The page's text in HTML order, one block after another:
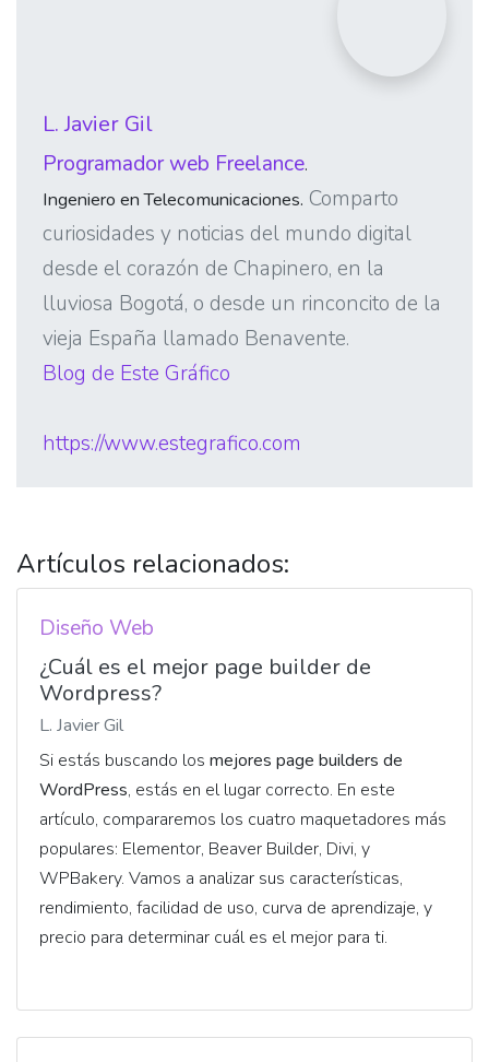
L. Javier Gil
Programador web Freelance.
Ingeniero en Telecomunicaciones. Comparto
curiosidades y noticias del mundo digital
desde el corazón de Chapinero, en la
lluviosa Bogotá, o desde un rinconcito de la
vieja España llamado Benavente.
Blog de Este Gráfico
https://www.estegrafico.com
Artículos relacionados:
Diseño Web
¿Cuál es el mejor page builder de
Wordpress?
L. Javier Gil
Si estás buscando los mejores page builders de
WordPress, estás en el lugar correcto. En este
artículo, compararemos los cuatro maquetadores más
populares: Elementor, Beaver Builder, Divi, y
WPBakery. Vamos a analizar sus características,
rendimiento, facilidad de uso, curva de aprendizaje, y
precio para determinar cuál es el mejor para ti.